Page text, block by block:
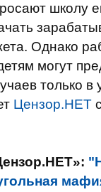
школу
Однако
могут
только в
Цензор.НЕТ